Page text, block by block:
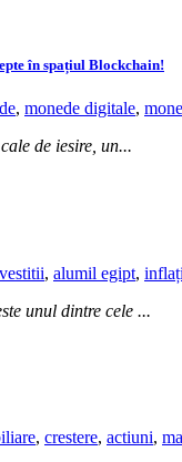
în spațiul Blockchain!
, monede digitale,
de iesire, un...
, alumil egipt,
unul dintre cele ...
, crestere, actiuni,